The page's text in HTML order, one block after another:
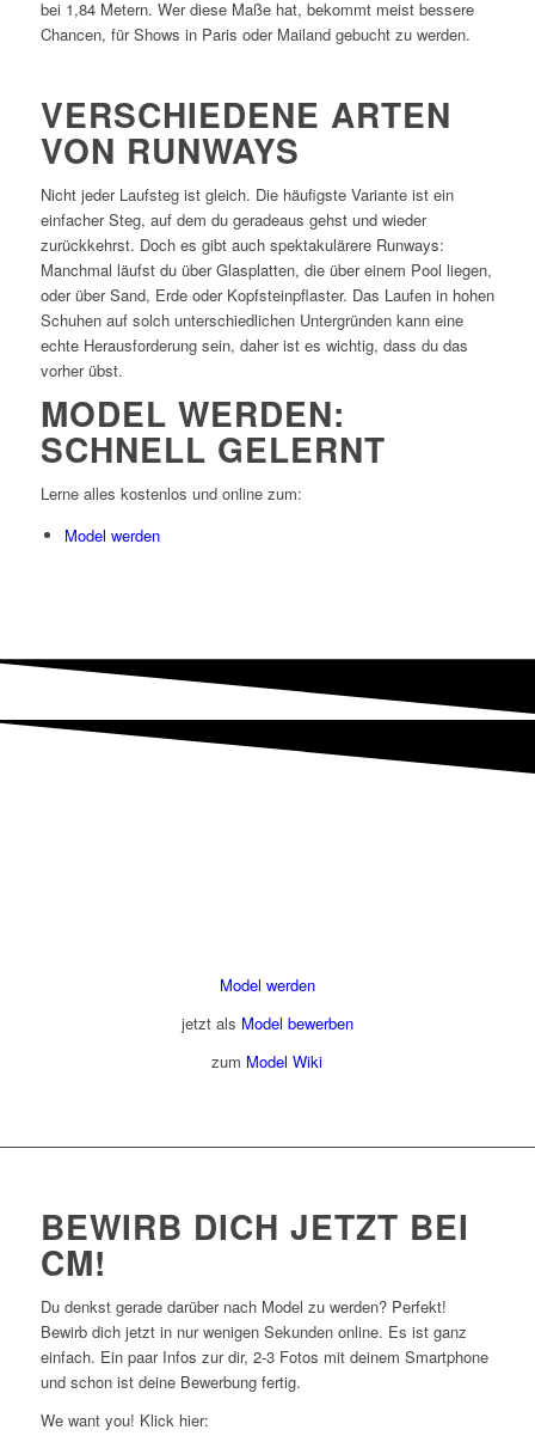
bei 1,84 Metern. Wer diese Maße hat, bekommt meist bessere
Chancen, für Shows in Paris oder Mailand gebucht zu werden.
VERSCHIEDENE ARTEN
VON RUNWAYS
Nicht jeder Laufsteg ist gleich. Die häufigste Variante ist ein
einfacher Steg, auf dem du geradeaus gehst und wieder
zurückkehrst. Doch es gibt auch spektakulärere Runways:
Manchmal läufst du über Glasplatten, die über einem Pool liegen,
oder über Sand, Erde oder Kopfsteinpflaster. Das Laufen in hohen
Schuhen auf solch unterschiedlichen Untergründen kann eine
echte Herausforderung sein, daher ist es wichtig, dass du das
vorher übst.
MODEL WERDEN:
SCHNELL GELERNT
Lerne alles kostenlos und online zum:
Model werden
Model werden
jetzt als Model bewerben
zum Model Wiki
BEWIRB DICH JETZT BEI
CM!
Du denkst gerade darüber nach Model zu werden? Perfekt!
Bewirb dich jetzt in nur wenigen Sekunden online. Es ist ganz
einfach. Ein paar Infos zur dir, 2-3 Fotos mit deinem Smartphone
und schon ist deine Bewerbung fertig.
We want you! Klick hier: